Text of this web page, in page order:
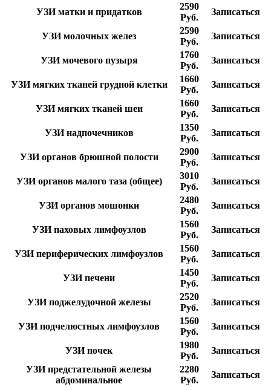
УЗИ матки и придатков
2590
Руб.
Записаться
УЗИ молочных желез
2590
Руб.
Записаться
УЗИ мочевого пузыря
1760
Руб.
Записаться
УЗИ мягких тканей грудной клетки
1660
Руб.
Записаться
УЗИ мягких тканей шеи
1660
Руб.
Записаться
УЗИ надпочечников
1350
Руб.
Записаться
УЗИ органов брюшной полости
2900
Руб.
Записаться
УЗИ органов малого таза (общее)
3010
Руб.
Записаться
УЗИ органов мошонки
2480
Руб.
Записаться
УЗИ паховых лимфоузлов
1560
Руб.
Записаться
УЗИ периферических лимфоузлов
1560
Руб.
Записаться
УЗИ печени
1450
Руб.
Записаться
УЗИ поджелудочной железы
2520
Руб.
Записаться
УЗИ подчелюстных лимфоузлов
1560
Руб.
Записаться
УЗИ почек
1980
Руб.
Записаться
УЗИ предстательной железы
абдоминальное
2280
Руб.
Записаться